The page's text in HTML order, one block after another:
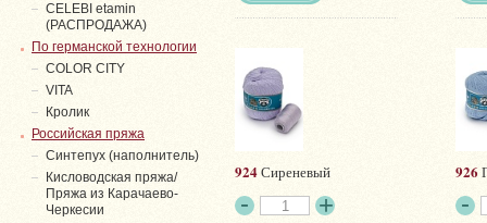
924Сиреневый 926
СELEBI etamin
(РАСПРОДАЖА)
По германской технологии
COLOR CITY
VITA
Кролик
Российская пряжа
Синтепух (наполнитель)
Кисловодская пряжа/
Пряжа из Карачаево-
Черкесии